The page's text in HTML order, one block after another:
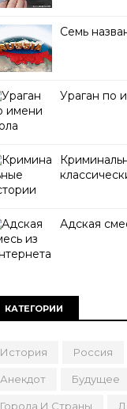
Семь
Ураган по
Адская
КАТЕГОРИИ
История Россия
Анекдот Будущее
Города И Страны